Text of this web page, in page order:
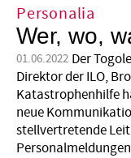
Personalia
Wer, wo,
01.06.2022 Der
Direktor der ILO,
Katastrophenhilfe
neue
stellvertretende